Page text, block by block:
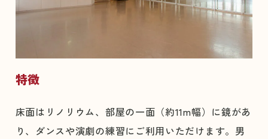
特徴
床面はリノリウム、部屋の一面（約11m幅）に鏡があ
り、ダンスや演劇の練習にご利用いただけます。男